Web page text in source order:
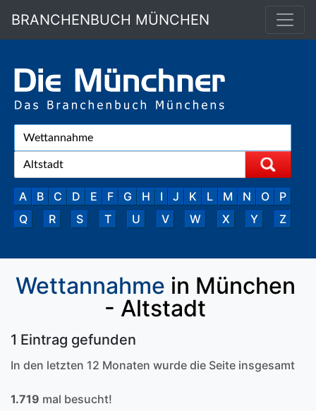
BRANCHENBUCH MÜNCHEN
A B C D E F G H I J K L M N O
P
Q
R S T U V W X Y Z
Wettannahme in München
- Altstadt
1 Eintrag gefunden
In den letzten 12 Monaten wurde die Seite insgesamt
1.719 mal besucht!